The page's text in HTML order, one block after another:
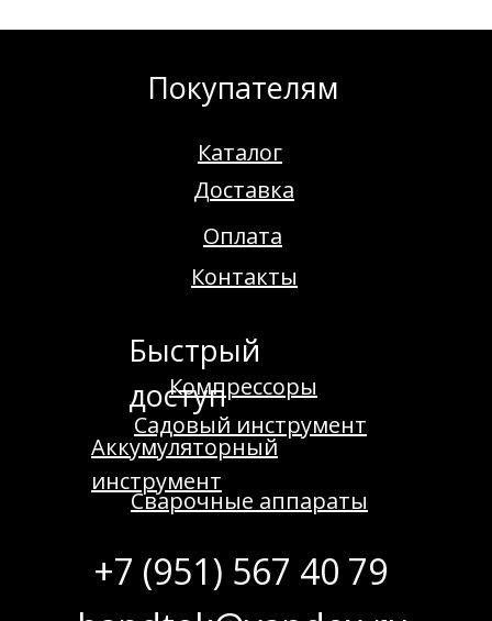
Покупателям
Быстрый
доступ
Аккумуляторный
инструмент
Сварочные аппараты
Садовый инструмент
Компрессоры
Каталог
Доставка
Оплата
Контакты
+7 (951) 567 40 79